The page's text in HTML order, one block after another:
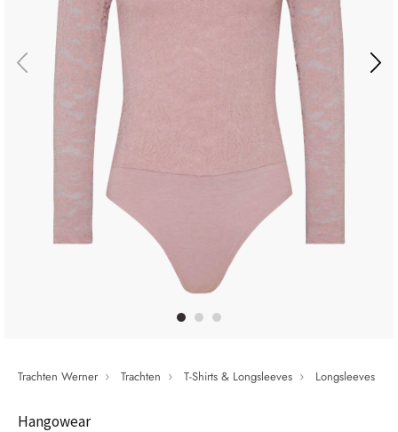
Trachten Werner Trachten T-Shirts & Longsleeves Longsleeves
Hangowear